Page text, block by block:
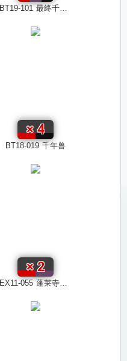
BT19-101 最终千年兽
BT18-019 千年兽
×4
EX11-055 蓬莱寺千岁
×2